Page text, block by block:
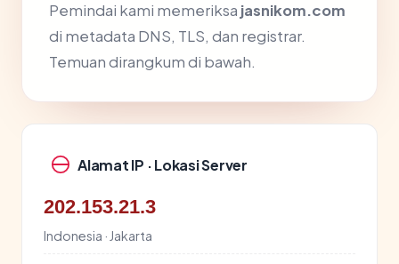
Pemindai kami memeriksa jasnikom.com
di metadata DNS, TLS, dan registrar.
Temuan dirangkum di bawah.
Alamat IP · Lokasi Server
202.153.21.3
Indonesia · Jakarta